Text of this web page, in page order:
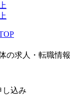
の求人・転職情報
し込み